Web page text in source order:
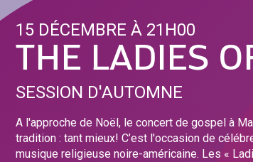
15 DÉCEMBRE À 21H00
THE LADIES
SESSION D'AUTOMNE
A l'approche de Noël, le concert de gospel à
tradition : tant mieux! C’est l'occasion de
musique religieuse noire-américaine. Les «